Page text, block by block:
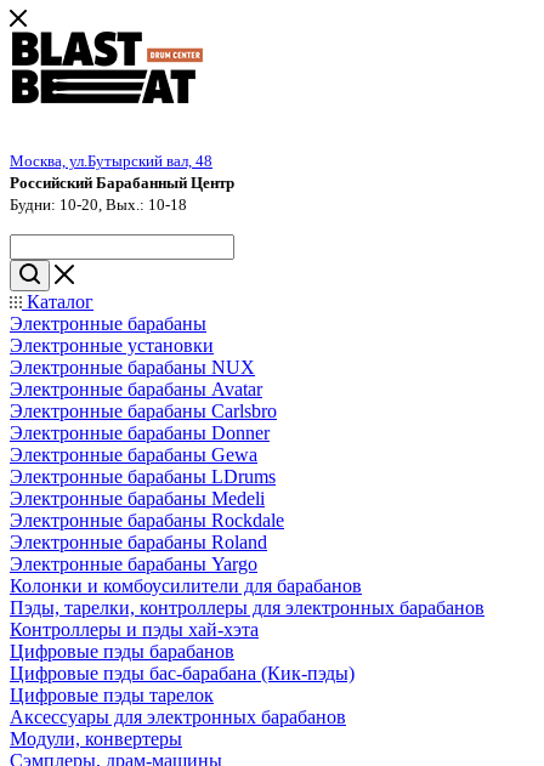
Москва, ул.Бутырский вал, 48
Российский Барабанный Центр
Будни: 10-20, Вых.: 10-18
Каталог
Электронные барабаны
Электронные установки
Электронные барабаны NUX
Электронные барабаны Avatar
Электронные барабаны Carlsbro
Электронные барабаны Donner
Электронные барабаны Gewa
Электронные барабаны LDrums
Электронные барабаны Medeli
Электронные барабаны Rockdale
Электронные барабаны Roland
Электронные барабаны Yargo
Колонки и комбоусилители для барабанов
Пэды, тарелки, контроллеры для электронных барабанов
Контроллеры и пэды хай-хэта
Цифровые пэды барабанов
Цифровые пэды бас-барабана (Кик-пэды)
Цифровые пэды тарелок
Аксессуары для электронных барабанов
Модули, конвертеры
Сэмплеры, драм-машины